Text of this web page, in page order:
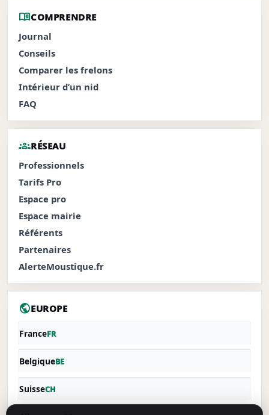
menu_bookCOMPRENDRE
Journal
Conseils
Comparer les frelons
Intérieur d’un nid
FAQ
groupsRÉSEAU
Professionnels
Tarifs Pro
Espace pro
Espace mairie
Référents
Partenaires
AlerteMoustique.fr
publicEUROPE
FranceFR
BelgiqueBE
SuisseCH